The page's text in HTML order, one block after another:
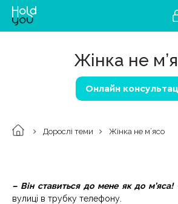
Жінка не
Онлайн
Дорослі теми Жінка не м’ясо
– Він ставиться до мене як до м’яса!
вулиці в трубку телефону.